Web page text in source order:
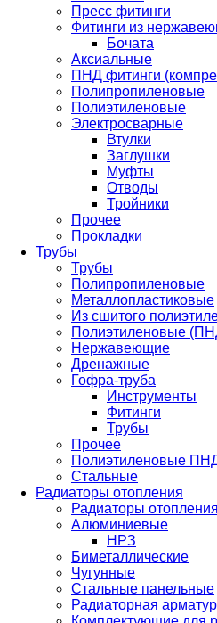
Пресс фитинги
Фитинги из
Бочата
Аксиальные
ПНД фитинги
Полипропиленовые
Полиэтиленовые
Электросварные
Втулки
Заглушки
Муфты
Отводы
Тройники
Прочее
Прокладки
Трубы
Трубы
Полипропиленовые
Металлопластиковые
Из сшитого
Полиэтиленовые
Нержавеющие
Дренажные
Гофра-труба
Инструменты
Фитинги
Трубы
Прочее
Полиэтиленовые
Стальные
Радиаторы отопления
Радиаторы отопления
Алюминиевые
НРЗ
Биметаллические
Чугунные
Стальные панельные
Радиаторная